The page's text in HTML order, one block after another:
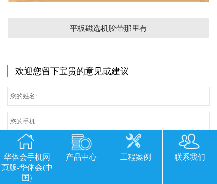
平板磁选机胶带那里有
欢迎您留下宝贵的意见或建议
华体会手机网
页版-华体会(中
国)
产品中心 工程案例 联系我们